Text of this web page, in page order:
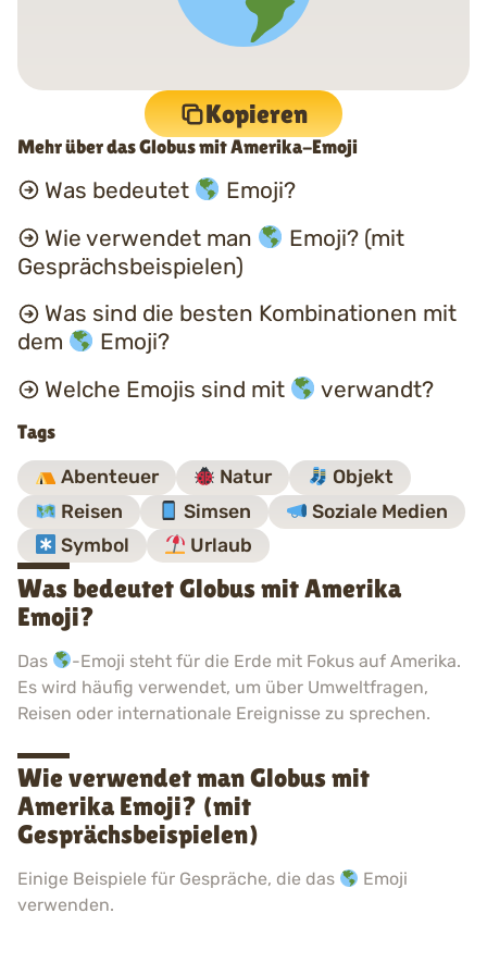
Kopieren
Mehr über das Globus mit Amerika-Emoji
Was bedeutet
Emoji?
Wie verwendet man
Emoji? (mit
Gesprächsbeispielen)
Was sind die besten Kombinationen mit
dem
Emoji?
Welche Emojis sind mit
verwandt?
Tags
Abenteuer Natur
Objekt
Reisen
Simsen
Soziale Medien
Symbol
Urlaub
Was bedeutet Globus mit Amerika
Emoji?
Das
-Emoji steht für die Erde mit Fokus auf Amerika.
Es wird häufig verwendet, um über Umweltfragen,
Reisen oder internationale Ereignisse zu sprechen.
Wie verwendet man Globus mit
Amerika Emoji? (mit
Gesprächsbeispielen)
Einige Beispiele für Gespräche, die das
Emoji
verwenden.